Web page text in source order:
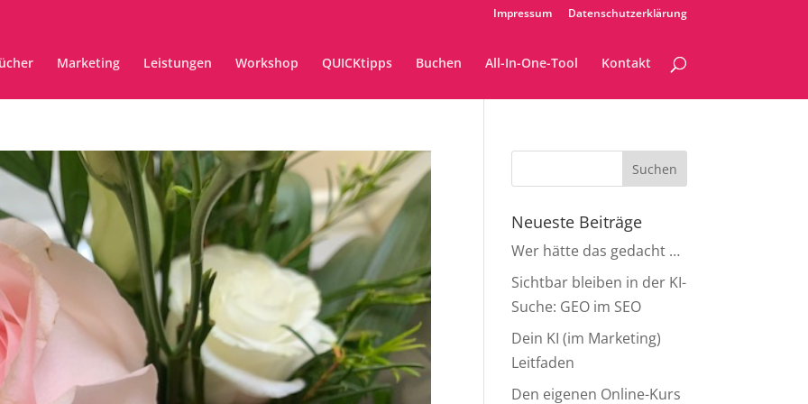
Impressum Datenschutzerklärung
Marketing Leistungen Workshop QUICKtipps Buchen All-In-One-Tool Kontakt
Neueste Beiträge
Wer hätte das gedacht …
Sichtbar bleiben in der KI-
Suche: GEO im SEO
Dein KI (im Marketing)
Leitfaden
Den eigenen Online-Kurs